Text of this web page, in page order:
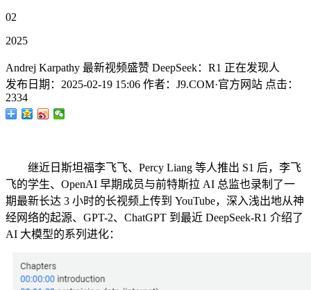
02
2025
Andrej Karpathy 最新视频盛赞 DeepSeek：R1 正在发现人
发布日期： 2025-02-19 15:06 作者： J9.COM·官方网站 点击：
2334
继近日斯坦福李飞飞、Percy Liang 等人推出 S1 后，李飞
飞的学生、OpenAI 早期成员与前特斯拉 AI 总监也录制了一
期最新长达 3 小时的长视频上传到 YouTube，深入浅出地从神
经网络的起源、GPT-2、ChatGPT 到最近 DeepSeek-R1 介绍了
AI 大模型的系列进化：